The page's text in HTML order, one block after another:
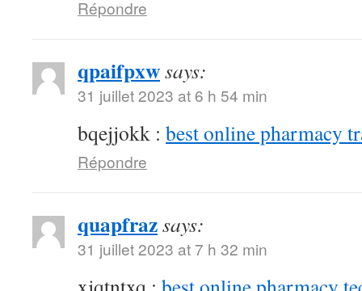
Répondre
qpaifpxwsays:
31 juillet 2023 at 6 h 54 min
bqejjokk : best online pharmacy
Répondre
quapfrazsays:
31 juillet 2023 at 7 h 32 min